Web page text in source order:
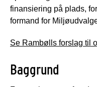
finansiering på plads,
formand for
Se Rambølls forslag til
Baggrund